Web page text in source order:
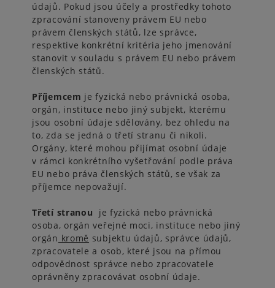
údajů. Pokud jsou účely a prostředky tohoto
zpracování stanoveny právem EU nebo
právem členských států, lze správce,
respektive konkrétní kritéria jeho jmenování
stanovit v souladu s právem EU nebo právem
členských států.
Příjemcem je fyzická nebo právnická osoba,
orgán, instituce nebo jiný subjekt, kterému
jsou osobní údaje sdělovány, bez ohledu na
to, zda se jedná o třetí stranu či nikoli.
Orgány, které mohou přijímat osobní údaje
v rámci konkrétního vyšetřování podle práva
EU nebo práva členských států, se však za
příjemce nepovažují.
Třetí stranou
je fyzická nebo právnická
osoba, orgán veřejné moci, instituce nebo jiný
orgán kromě subjektu údajů, správce údajů,
zpracovatele a osob, které jsou na přímou
odpovědnost správce nebo zpracovatele
oprávněny zpracovávat osobní údaje.